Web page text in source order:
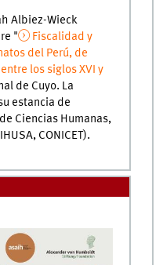
Albiez-Wieck
"
Fiscalidad y
del Perú, de
los siglos XVI y
de Cuyo. La
estancia de
Ciencias Humanas,
CONICET).